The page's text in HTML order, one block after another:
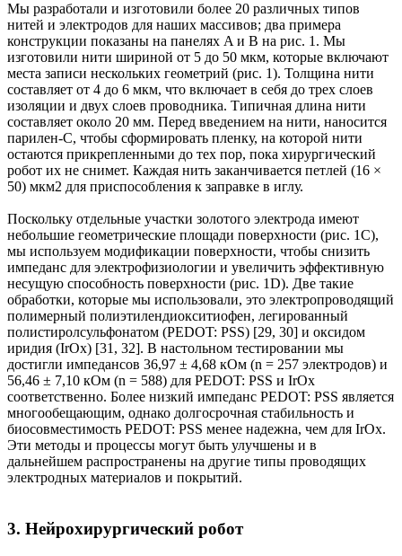
Мы разработали и изготовили более 20 различных типов
нитей и электродов для наших массивов; два примера
конструкции показаны на панелях A и B на рис. 1. Мы
изготовили нити шириной от 5 до 50 мкм, которые включают
места записи нескольких геометрий (рис. 1). Толщина нити
составляет от 4 до 6 мкм, что включает в себя до трех слоев
изоляции и двух слоев проводника. Типичная длина нити
составляет около 20 мм. Перед введением на нити, наносится
парилен-С, чтобы сформировать пленку, на которой нити
остаются прикрепленными до тех пор, пока хирургический
робот их не снимет. Каждая нить заканчивается петлей (16 ×
50) мкм2 для приспособления к заправке в иглу.
Поскольку отдельные участки золотого электрода имеют
небольшие геометрические площади поверхности (рис. 1C),
мы используем модификации поверхности, чтобы снизить
импеданс для электрофизиологии и увеличить эффективную
несущую способность поверхности (рис. 1D). Две такие
обработки, которые мы использовали, это электропроводящий
полимерный полиэтилендиокситиофен, легированный
полистиролсульфонатом (PEDOT: PSS) [29, 30] и оксидом
иридия (IrOx) [31, 32]. В настольном тестировании мы
достигли импедансов 36,97 ± 4,68 кОм (n = 257 электродов) и
56,46 ± 7,10 кОм (n = 588) для PEDOT: PSS и IrOx
соответственно. Более низкий импеданс PEDOT: PSS является
многообещающим, однако долгосрочная стабильность и
биосовместимость PEDOT: PSS менее надежна, чем для IrOx.
Эти методы и процессы могут быть улучшены и в
дальнейшем распространены на другие типы проводящих
электродных материалов и покрытий.
3. Нейрохирургический робот